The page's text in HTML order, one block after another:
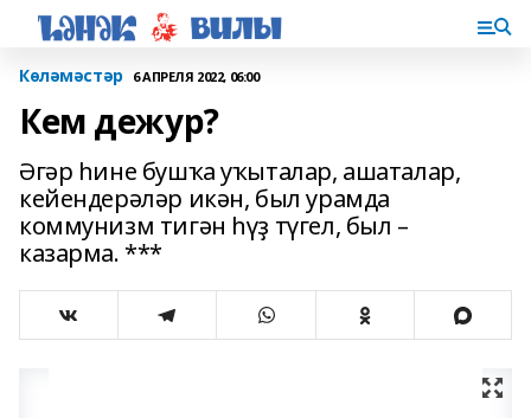
Көләмәстәр 6 АПРЕЛЯ 2022, 06:00
Кем дежур?
Әгәр һине бушҡа уҡыталар, ашаталар,
кейендерәләр икән, был урамда
коммунизм тигән һүҙ түгел, был –
казарма. ***